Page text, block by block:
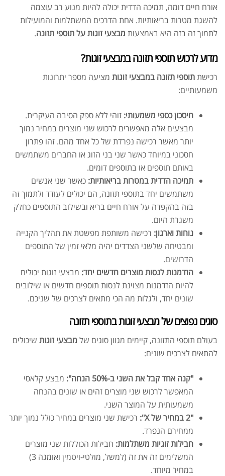
אורח חיים דומה, תמיכה הדדית יכולה להיות מנוע רב עוצמה
להשגת מטרות בריאותיות. אחת הדרכים המשתלמות והמועילות
לתמוך זה בזה היא באמצעות מבצעי זוגות על תוספי תזונה.
מדוע לרכוש תוספי תזונה במבצעי זוגות?
רכישתתוספי תזונה במבצעי זוגות מציעה מספר יתרונות
משמעותיים:
חיסכון כספי משמעותי: זוהי ללא ספק הסיבה העיקרית.
מבצעים אלה מאפשרים לרכוש שני מוצרים במחיר נמוך
יותר מאשר רכישה נפרדת של כל אחד מהם. זהו פתרון
חסכוני במיוחד כאשר שני בני הזוג או החברים משתמשים
באותם תוספים או בתוספים דומים.
תמיכה הדדית במטרות בריאותיות: כאשר שני אנשים
משתמשים יחד בתוספי תזונה, הם יכולים לעודד ולתמוך זה
בזה בהקפדה על אורח חיים בריא ובשילוב התוספים כחלק
משגרת היום.
נוחות וארגון: רכישה משותפת מפשטת את תהליך הקנייה
ומבטיחה שלשני הצדדים יהיה מלאי זמין של התוספים
הדרושים.
הזדמנות לנסות מוצרים חדשים יחד: מבצעי זוגות יכולים
להיות הזדמנות מצוינת לנסות תוספים חדשים או שילובים
שונים יחד, ולגלות מה הכי מתאים לצרכים של שניכם.
סוגים נפוצים של מבצעי זוגות בתוספי תזונה
בעולם תוספי התזונה, קיימים מגוון סוגים של מבצעי זוגות שיכולים
להתאים לצרכים שונים:
"קנה אחד קבל את השני ב-50% הנחה":
מבצע קלאסי
המאפשר לרכוש שני מוצרים זהים או שונים בהנחה
משמעותית על המוצר השני.
"2 במחיר של X":
רכישת שני מוצרים במחיר כולל נמוך יותר
ממחירם הנפרד.
חבילות זוגיות משתלמות: חבילות הכוללות שני מוצרים
המשלימים זה את זה (למשל, מולטי-ויטמין ואומגה 3)
במחיר מיוחד.